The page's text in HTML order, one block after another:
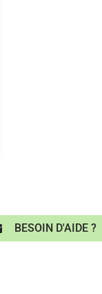
BESOIN D'AIDE ?